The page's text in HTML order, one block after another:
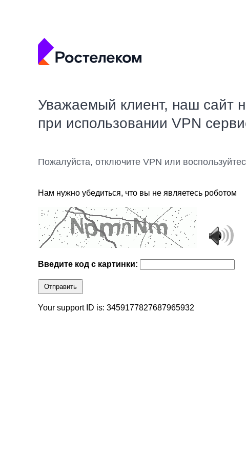
Уважаемый клиент, наш сайт
при использовании VPN
Пожалуйста, отключите VPN или
Нам нужно убедиться, что вы не являетесь роботом
Введите код с картинки:
Отправить
Your support ID is: 3459177827687965932